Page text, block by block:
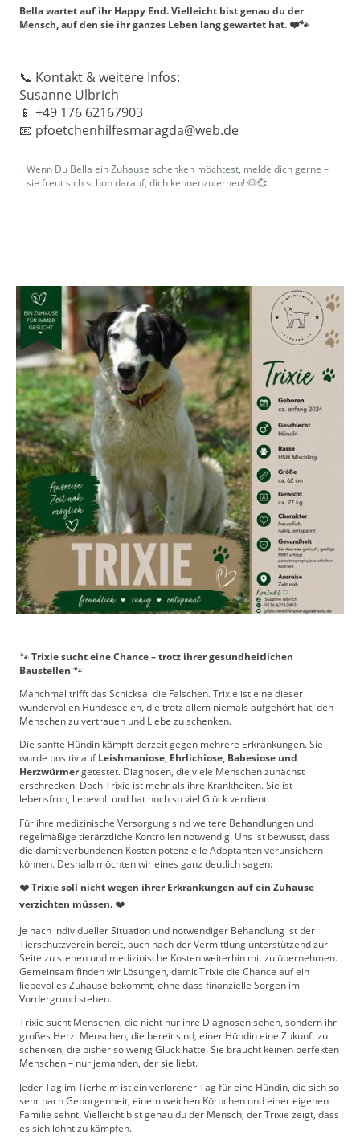
Bella wartet auf ihr Happy End. Vielleicht bist genau du der
Mensch, auf den sie ihr ganzes Leben lang gewartet hat. ❤️🐾
📞 Kontakt & weitere Infos:
Susanne Ulbrich
📱 +49 176 62167903
📧 pfoetchenhilfesmaragda@web.de
Wenn Du Bella ein Zuhause schenken möchtest, melde dich gerne –
sie freut sich schon darauf, dich kennenzulernen! 🐶💞
🐾Trixie sucht eine Chance – trotz ihrer gesundheitlichen
Baustellen 🐾
Manchmal trifft das Schicksal die Falschen. Trixie ist eine dieser
wundervollen Hundeseelen, die trotz allem niemals aufgehört hat, den
Menschen zu vertrauen und Liebe zu schenken.
Die sanfte Hündin kämpft derzeit gegen mehrere Erkrankungen. Sie
wurde positiv aufLeishmaniose, Ehrlichiose, Babesiose und
Herzwürmergetestet. Diagnosen, die viele Menschen zunächst
erschrecken. Doch Trixie ist mehr als ihre Krankheiten. Sie ist
lebensfroh, liebevoll und hat noch so viel Glück verdient.
Für ihre medizinische Versorgung sind weitere Behandlungen und
regelmäßige tierärztliche Kontrollen notwendig. Uns ist bewusst, dass
die damit verbundenen Kosten potenzielle Adoptanten verunsichern
können. Deshalb möchten wir eines ganz deutlich sagen:
❤️Trixie soll nicht wegen ihrer Erkrankungen auf ein Zuhause
verzichten müssen. ❤️
Je nach individueller Situation und notwendiger Behandlung ist der
Tierschutzverein bereit, auch nach der Vermittlung unterstützend zur
Seite zu stehen und medizinische Kosten weiterhin mit zu übernehmen.
Gemeinsam finden wir Lösungen, damit Trixie die Chance auf ein
liebevolles Zuhause bekommt, ohne dass finanzielle Sorgen im
Vordergrund stehen.
Trixie sucht Menschen, die nicht nur ihre Diagnosen sehen, sondern ihr
großes Herz. Menschen, die bereit sind, einer Hündin eine Zukunft zu
schenken, die bisher so wenig Glück hatte. Sie braucht keinen perfekten
Menschen – nur jemanden, der sie liebt.
Jeder Tag im Tierheim ist ein verlorener Tag für eine Hündin, die sich so
sehr nach Geborgenheit, einem weichen Körbchen und einer eigenen
Familie sehnt. Vielleicht bist genau du der Mensch, der Trixie zeigt, dass
es sich lohnt zu kämpfen.